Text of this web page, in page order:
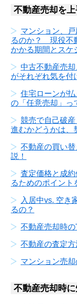
不動産売却を
マンション、
るのか？ 現役不
かかる期間とスケ
中古不動産売
がそれぞれ気を付
住宅ローンが
の「任意売却」っ
競売で自己破
進むかどうかは、
不動産の買い
説！
査定価格と成
るためのポイント
入居中vs. 空き
るの？
不動産売却時
不動産の査定
マンション売却
不動産売却時